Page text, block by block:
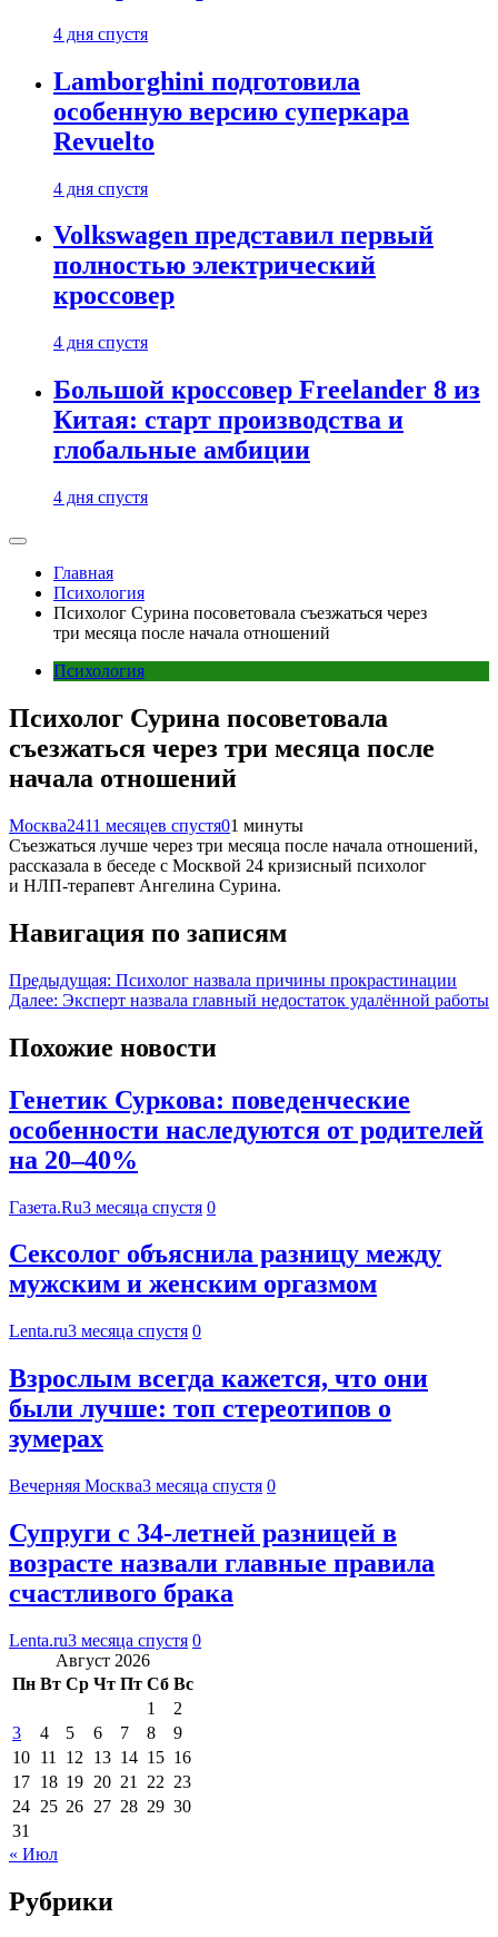
4 дня спустя
Lamborghini подготовила
особенную версию суперкара
Revuelto
4 дня спустя
Volkswagen представил первый
полностью электрический
кроссовер
4 дня спустя
Большой кроссовер Freelander 8 из
Китая: старт производства и
глобальные амбиции
4 дня спустя
Главная
Психология
Психолог Сурина посоветовала съезжаться через
три месяца после начала отношений
Психология
Психолог Сурина посоветовала
съезжаться через три месяца после
начала отношений
Москва2411 месяцев спустя01 минуты
Съезжаться лучше через три месяца после начала отношений,
рассказала в беседе с Москвой 24 кризисный психолог
и НЛП-терапевт Ангелина Сурина.
Навигация по записям
Предыдущая: Психолог назвала причины прокрастинации
Далее: Эксперт назвала главный недостаток удалённой работы
Похожие новости
Генетик Суркова: поведенческие
особенности наследуются от родителей
на 20–40%
Газета.Ru3 месяца спустя 0
Сексолог объяснила разницу между
мужским и женским оргазмом
Lenta.ru3 месяца спустя 0
Взрослым всегда кажется, что они
были лучше: топ стереотипов о
зумерах
Вечерняя Москва3 месяца спустя 0
Супруги с 34-летней разницей в
возрасте назвали главные правила
счастливого брака
Lenta.ru3 месяца спустя 0
Август 2026
Пн Вт Ср Чт Пт Сб Вс
1
2
3
4 5 6 7 8
9
10 11 12 13 14 15 16
17 18 19 20 21 22 23
24 25 26 27 28 29 30
31
« Июл
Рубрики